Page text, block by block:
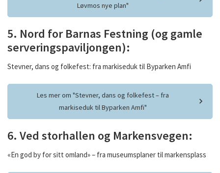
Løvmos nye plan"
5. Nord for Barnas Festning (og gamle
serveringspaviljongen):
Stevner, dans og folkefest: fra markiseduk til Byparken Amfi
Les mer om "Stevner, dans og folkefest – fra
markiseduk til Byparken Amfi"
6. Ved storhallen og Markensvegen:
«En god by for sitt omland» – fra museumsplaner til markensplass